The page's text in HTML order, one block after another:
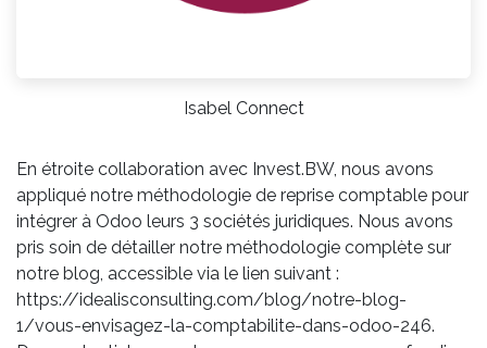
Isabel Connect
En étroite collaboration avec Invest.BW, nous avons
appliqué notre méthodologie de reprise comptable pour
intégrer à Odoo leurs 3 sociétés juridiques. Nous avons
pris soin de détailler notre méthodologie complète sur
notre blog, accessible via le lien suivant :
https://idealisconsulting.com/blog/notre-blog-
1/vous-envisagez-la-comptabilite-dans-odoo-246.